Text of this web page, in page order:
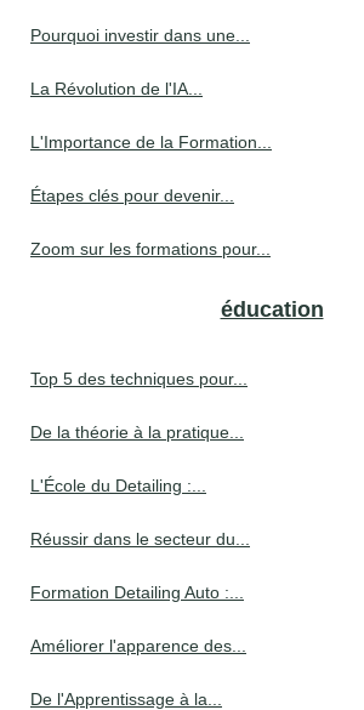
Pourquoi investir dans une...
La Révolution de l'IA...
L'Importance de la Formation...
Étapes clés pour devenir...
Zoom sur les formations pour...
éducation
Top 5 des techniques pour...
De la théorie à la pratique...
L'École du Detailing :...
Réussir dans le secteur du...
Formation Detailing Auto :...
Améliorer l'apparence des...
De l'Apprentissage à la...